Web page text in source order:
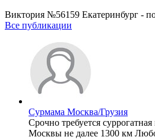
Виктория №56159 Екатеринбург -
Все публикации
Сурмама Москва/Грузия
Срочно требуется
Москвы не далее 1300 км